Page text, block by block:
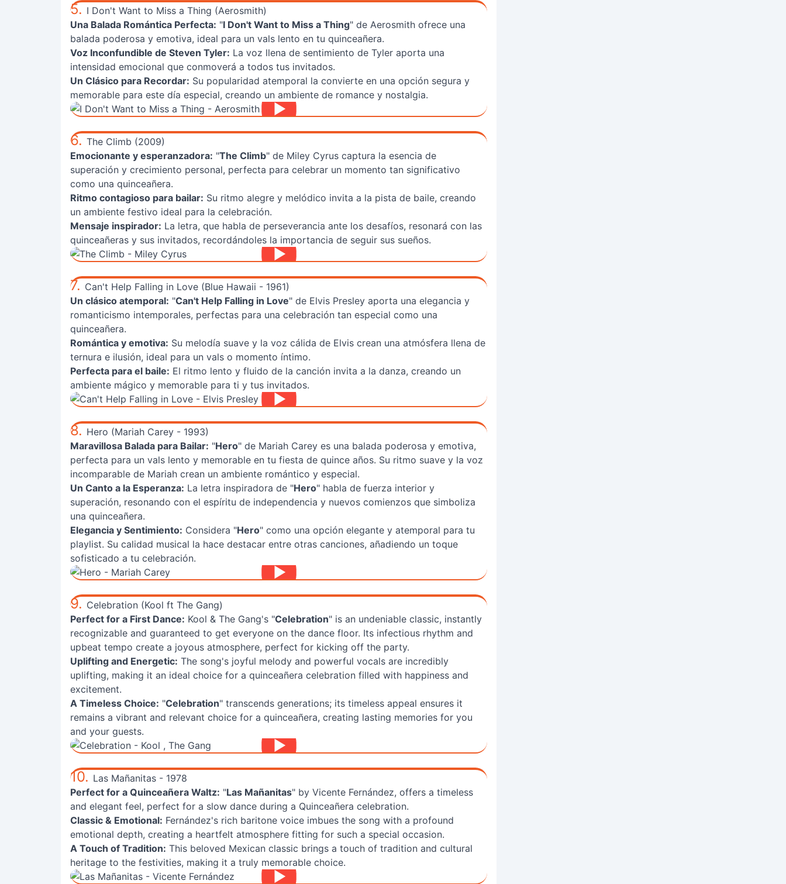
5. I Don't Want to Miss a Thing (Aerosmith)
Una Balada Romántica Perfecta: "I Don't Want to Miss a Thing" de Aerosmith ofrece una
balada poderosa y emotiva, ideal para un vals lento en tu quinceañera.
Voz Inconfundible de Steven Tyler: La voz llena de sentimiento de Tyler aporta una
intensidad emocional que conmoverá a todos tus invitados.
Un Clásico para Recordar: Su popularidad atemporal la convierte en una opción segura y
memorable para este día especial, creando un ambiente de romance y nostalgia.
6. The Climb (2009)
Emocionante y esperanzadora: "The Climb" de Miley Cyrus captura la esencia de
superación y crecimiento personal, perfecta para celebrar un momento tan significativo
como una quinceañera.
Ritmo contagioso para bailar: Su ritmo alegre y melódico invita a la pista de baile, creando
un ambiente festivo ideal para la celebración.
Mensaje inspirador: La letra, que habla de perseverancia ante los desafíos, resonará con las
quinceañeras y sus invitados, recordándoles la importancia de seguir sus sueños.
7. Can't Help Falling in Love (Blue Hawaii - 1961)
Un clásico atemporal: "Can't Help Falling in Love" de Elvis Presley aporta una elegancia y
romanticismo intemporales, perfectas para una celebración tan especial como una
quinceañera.
Romántica y emotiva: Su melodía suave y la voz cálida de Elvis crean una atmósfera llena de
ternura e ilusión, ideal para un vals o momento íntimo.
Perfecta para el baile: El ritmo lento y fluido de la canción invita a la danza, creando un
ambiente mágico y memorable para ti y tus invitados.
8. Hero (Mariah Carey - 1993)
Maravillosa Balada para Bailar: "Hero" de Mariah Carey es una balada poderosa y emotiva,
perfecta para un vals lento y memorable en tu fiesta de quince años. Su ritmo suave y la voz
incomparable de Mariah crean un ambiente romántico y especial.
Un Canto a la Esperanza: La letra inspiradora de "Hero" habla de fuerza interior y
superación, resonando con el espíritu de independencia y nuevos comienzos que simboliza
una quinceañera.
Elegancia y Sentimiento: Considera "Hero" como una opción elegante y atemporal para tu
playlist. Su calidad musical la hace destacar entre otras canciones, añadiendo un toque
sofisticado a tu celebración.
9. Celebration (Kool ft The Gang)
Perfect for a First Dance: Kool & The Gang's "Celebration" is an undeniable classic, instantly
recognizable and guaranteed to get everyone on the dance floor. Its infectious rhythm and
upbeat tempo create a joyous atmosphere, perfect for kicking off the party.
Uplifting and Energetic: The song's joyful melody and powerful vocals are incredibly
uplifting, making it an ideal choice for a quinceañera celebration filled with happiness and
excitement.
A Timeless Choice: "Celebration" transcends generations; its timeless appeal ensures it
remains a vibrant and relevant choice for a quinceañera, creating lasting memories for you
and your guests.
10. Las Mañanitas - 1978
Perfect for a Quinceañera Waltz: "Las Mañanitas" by Vicente Fernández, offers a timeless
and elegant feel, perfect for a slow dance during a Quinceañera celebration.
Classic & Emotional: Fernández's rich baritone voice imbues the song with a profound
emotional depth, creating a heartfelt atmosphere fitting for such a special occasion.
A Touch of Tradition: This beloved Mexican classic brings a touch of tradition and cultural
heritage to the festivities, making it a truly memorable choice.